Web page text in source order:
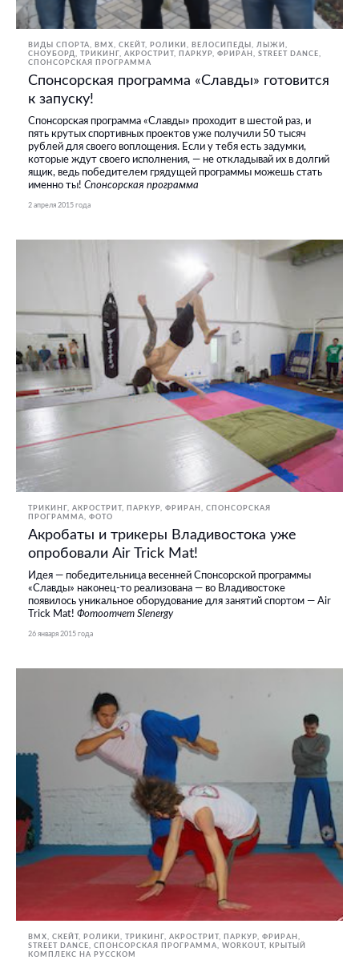
ВИДЫ СПОРТА BMX, СКЕЙТ, РОЛИКИ ВЕЛОСИПЕДЫ
ЛЫЖИ,
СНОУБОРД
ТРИКИНГ, АКРОСТРИТ, ПАРКУР, ФРИРАН
STREET DANCE
СПОНСОРСКАЯ ПРОГРАММА
Спонсорская программа «Славды» готовится
к запуску!
Спонсорская программа «Славды» проходит в шестой раз, и
пять крутых спортивных проектов уже получили 50 тысяч
рублей для своего воплощения. Если у тебя есть задумки,
которые ждут своего исполнения, — не откладывай их в долгий
ящик, ведь победителем грядущей программы можешь стать
именно ты! Спонсорская программа
2 апреля 2015 года
ТРИКИНГ, АКРОСТРИТ, ПАРКУР, ФРИРАН
СПОНСОРСКАЯ
ПРОГРАММА
ФОТО
Акробаты и трикеры Владивостока уже
опробовали Air Trick Mat!
Идея — победительница весенней Спонсорской программы
«Славды» наконец-то реализована — во Владивостоке
появилось уникальное оборудование для занятий спортом — Air
Trick Mat! Фотоотчет Slenergy
26 января 2015 года
BMX, СКЕЙТ, РОЛИКИ
ТРИКИНГ, АКРОСТРИТ, ПАРКУР, ФРИРАН
STREET DANCE
СПОНСОРСКАЯ ПРОГРАММА WORKOUT
КРЫТЫЙ
КОМПЛЕКС НА РУССКОМ